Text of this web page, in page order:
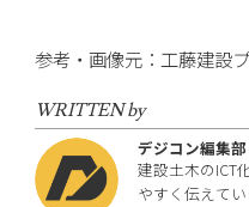
参考・画像元：工藤建設
WRITTEN by
デジコン編集部
建設土木のICT
やすく伝えてい